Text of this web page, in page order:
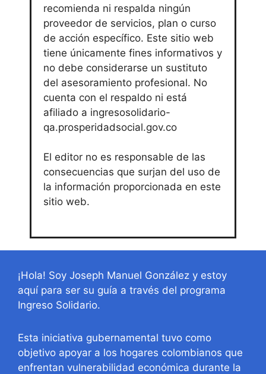
recomienda ni respalda ningún
proveedor de servicios, plan o curso
de acción específico. Este sitio web
tiene únicamente fines informativos y
no debe considerarse un sustituto
del asesoramiento profesional. No
cuenta con el respaldo ni está
afiliado a ingresosolidario-
qa.prosperidadsocial.gov.co
El editor no es responsable de las
consecuencias que surjan del uso de
la información proporcionada en este
sitio web.
¡Hola! Soy Joseph Manuel González y estoy
aquí para ser su guía a través del programa
Ingreso Solidario.
Esta iniciativa gubernamental tuvo como
objetivo apoyar a los hogares colombianos que
enfrentan vulnerabilidad económica durante la